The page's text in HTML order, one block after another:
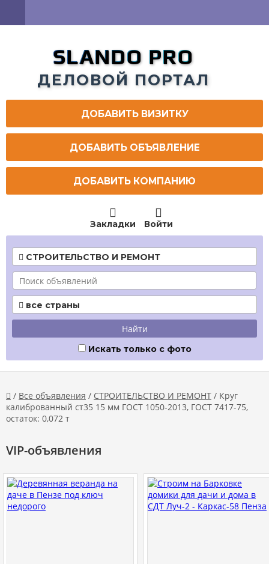
SLANDO PRO
ДЕЛОВОЙ ПОРТАЛ
ДОБАВИТЬ ВИЗИТКУ
ДОБАВИТЬ ОБЪЯВЛЕНИЕ
ДОБАВИТЬ КОМПАНИЮ

Закладки

Войти
 СТРОИТЕЛЬСТВО И РЕМОНТ
 все страны
Искать только с фото
 / Все объявления / СТРОИТЕЛЬСТВО И РЕМОНТ / Круг
калиброванный ст35 15 мм ГОСТ 1050-2013, ГОСТ 7417-75,
остаток: 0,072 т
VIP-объявления